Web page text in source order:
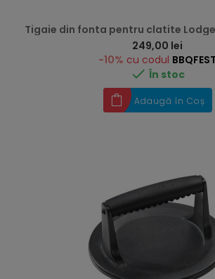
Tigaie din fonta pentru clatite Lodge
249,00 lei
-10% cu codul BBQFEST
 În stoc
Adaugă în Coș